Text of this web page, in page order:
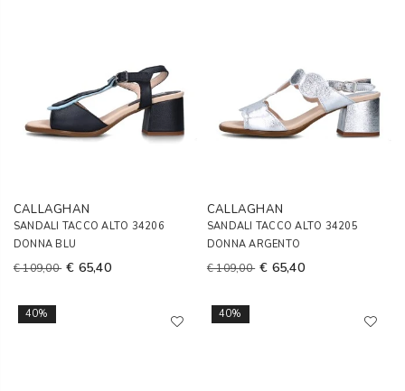
CALLAGHAN
SANDALI TACCO ALTO 34206
DONNA BLU
€ 109,00 € 65,40
CALLAGHAN
SANDALI TACCO ALTO 34205
DONNA ARGENTO
€ 109,00 € 65,40
40% 40%